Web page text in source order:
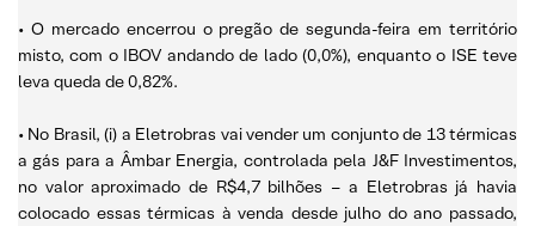
• O mercado encerrou o pregão de segunda-feira em território
misto, com o IBOV andando de lado (0,0%), enquanto o ISE teve
leva queda de 0,82%.
• No Brasil, (i) a Eletrobras vai vender um conjunto de 13 térmicas
a gás para a Âmbar Energia, controlada pela J&F Investimentos,
no valor aproximado de R$4,7 bilhões – a Eletrobras já havia
colocado essas térmicas à venda desde julho do ano passado,